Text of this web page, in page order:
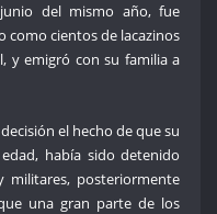
del mismo año, fue
como cientos de lacazinos
y emigró con su familia a
el hecho de que su
había sido detenido
militares, posteriormente
una gran parte de los